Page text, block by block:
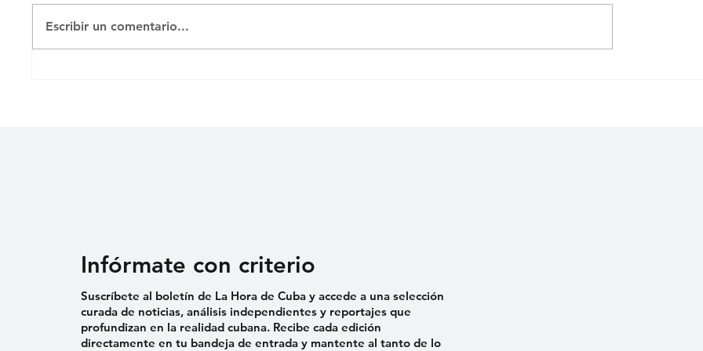
Escribir un comentario...
Infórmate con criterio
Suscríbete al boletín de La Hora de Cuba y accede a una selección
curada de noticias, análisis independientes y reportajes que
profundizan en la realidad cubana. Recibe cada edición
directamente en tu bandeja de entrada y mantente al tanto de lo